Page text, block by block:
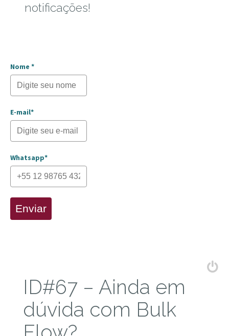
notificações!
Nome *
E-mail*
Whatsapp*
Enviar
ID#67 – Ainda em
dúvida com Bulk